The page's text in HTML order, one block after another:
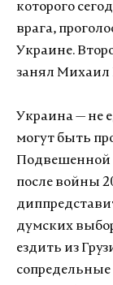
которого
врага,
Украине.
занял Михаил
Украина — не
могут быть
Подвешенной
после войны
думских
ездить из
сопредельные